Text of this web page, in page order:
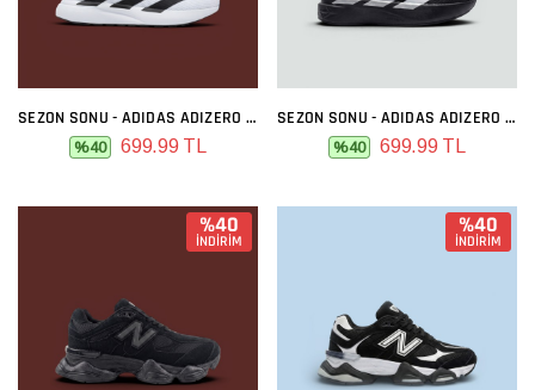
SEZON SONU - ADIDAS ADIZERO BEYAZ SIYAH
%40 699.99 TL
SEZON SONU - ADIDAS ADIZERO SIYAH BEYAZ
%40 699.99 TL
%40
İNDİRİM
%40
İNDİRİM